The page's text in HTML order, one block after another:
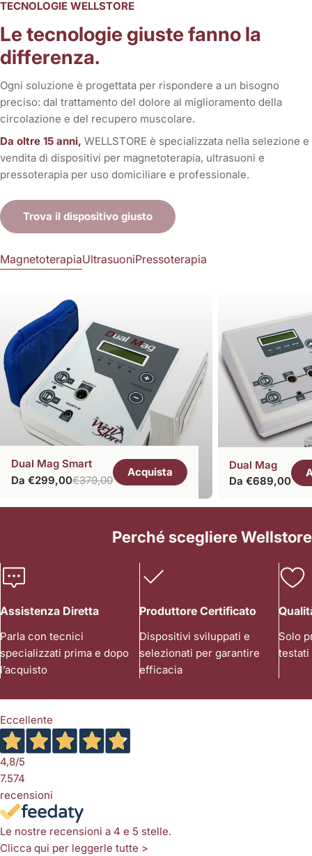
TECNOLOGIE WELLSTORE
Le tecnologie giuste fanno la
differenza.
Ogni soluzione è progettata per rispondere a un bisogno
preciso: dal trattamento del dolore al miglioramento della
circolazione e del recupero muscolare.
Da oltre 15 anni, WELLSTORE è specializzata nella selezione e
vendita di dispositivi per magnetoterapia, ultrasuoni e
pressoterapia per uso domiciliare e professionale.
Trova il dispositivo giusto
MagnetoterapiaUltrasuoniPressoterapia
Dual Mag Smart
Prezzo
Da €299,00
Prezzo
€379,00
Acquista
Dual Mag
Prezzo
Da €689,00
Perché scegliere Wellstore
Assistenza Diretta
Parla con tecnici
specializzati prima e dopo
l’acquisto
Produttore Certificato
Dispositivi sviluppati e
selezionati per garantire
efficacia
Solo
testati
Eccellente
4,8/5
7.574
recensioni
Le nostre recensioni a 4 e 5 stelle.
Clicca qui per leggerle tutte >